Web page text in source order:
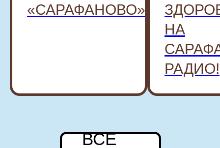
«САРАФАНОВО»
НА
РАДИО!